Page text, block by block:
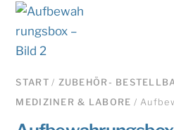
START/ ZUBEHÖR-
MEDIZINER & LABORE /